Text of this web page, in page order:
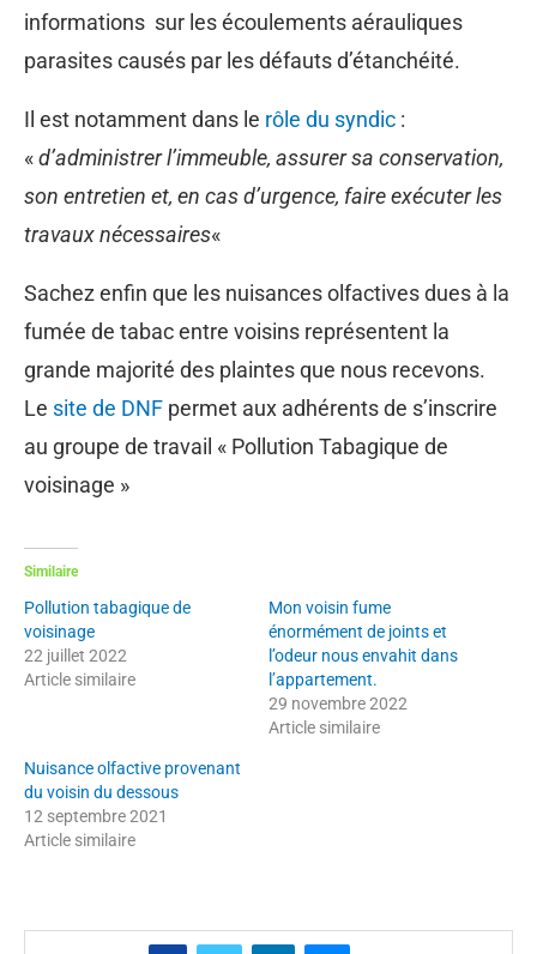
informations sur les écoulements aérauliques
parasites causés par les défauts d’étanchéité.
Il est notamment dans le rôle du syndic :
«d’administrer l’immeuble, assurer sa conservation,
son entretien et, en cas d’urgence, faire exécuter les
travaux nécessaires«
Sachez enfin que les nuisances olfactives dues à la
fumée de tabac entre voisins représentent la
grande majorité des plaintes que nous recevons.
Le site de DNF permet aux adhérents de s’inscrire
au groupe de travail « Pollution Tabagique de
voisinage »
Similaire
Pollution tabagique de
voisinage
22 juillet 2022
Article similaire
Mon voisin fume
énormément de joints et
l’odeur nous envahit dans
l’appartement.
29 novembre 2022
Article similaire
Nuisance olfactive provenant
du voisin du dessous
12 septembre 2021
Article similaire